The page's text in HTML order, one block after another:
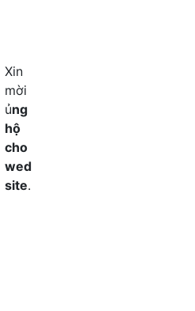
Xin
mời
ủng
hộ
cho
wed
site.